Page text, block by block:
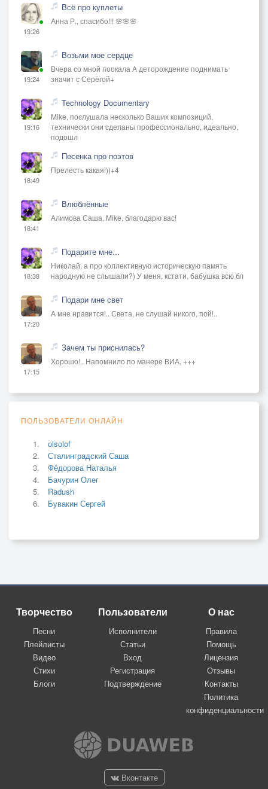
19:26
Всё про куплеты
Анна Р., спасибо!!! 🌸🌸🌸
19:24
Возьми мое сердце
Вчера со мной поокала А деторождение поднимать
значит с Серёгой+
19:16
Technology Documentary
Mike, послушала несколько Ваших композиций,
технически они сделаны профессионально, идеально,
подошл
18:49
Песенка про поэтов
Прелесть какая!))+4
18:41
Влюблённые
Алимова Саша, Mike, благодарю вас!
18:38
Подарите мне...
Николай, а про коллективную историческую память
народную не слышали?) У меня, кстати, бабушка всю бл
17:20
Подари мне свет
А мне нравится!.. Света, не слушай никого, пой!..
17:15
Зачем ты приснилась?
Хорошо!.. Напомнило по манере ВИА. +++
ПОЛЬЗОВАТЕЛИ ОНЛАЙН
olsolof
Сталинградский Саша
Фёдорова Наталья
Бачурин Олег
Radush
Бувакин Сергей
Творчество
Песни
Плейлисты
Видео
Стихи
Блоги
Пользователи
Исполнители
Статьи
Вход
Регистрация
Подтверждение
О нас
Правила
Помощь
Лицензия
Отзывы
Контакты
Политика
конфиденциальности
Вконтакте